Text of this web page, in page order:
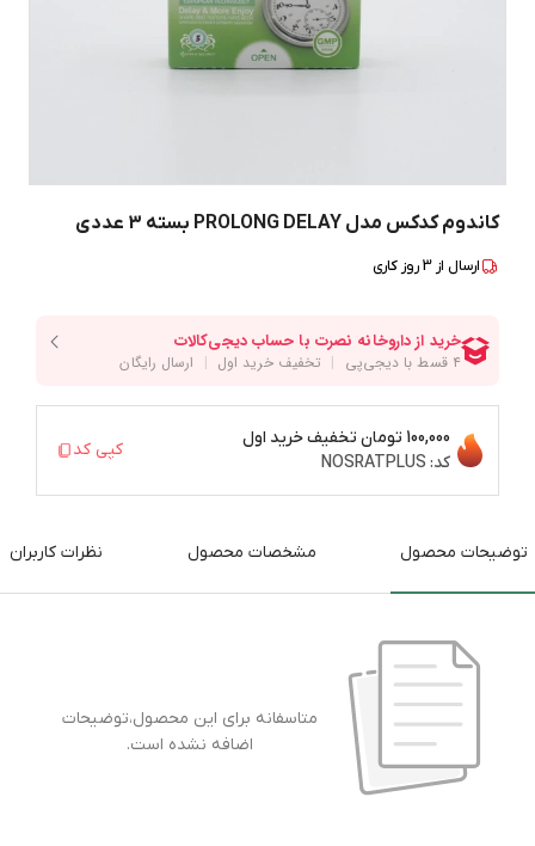
کاندوم کدکس مدل PROLONG DELAY بسته 3 عددی
ارسال از 3روز کاری
100,000 تومان
تخفیف خرید اول
کد: NOSRATPLUS
کپی کد
توضیحات محصول مشخصات محصول نظرات کاربران
متاسفانه برای این محصول،توضیحات
اضافه نشده است.